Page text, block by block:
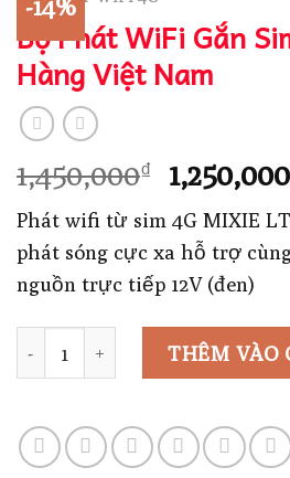
-14%
Bộ Phát WiFi Gắn
Hàng Việt Nam
1,450,000₫
Giá
gốc
là:
1,250,000
Phát wifi từ sim 4G MIXIE
phát sóng cực xa hỗ trợ
nguồn trực tiếp 12V (đen)
THÊM VÀO